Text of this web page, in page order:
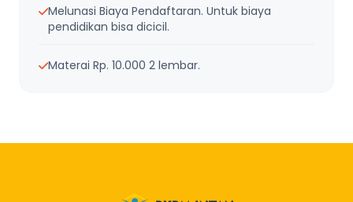
Melunasi Biaya Pendaftaran. Untuk biaya
pendidikan bisa dicicil.
Materai Rp. 10.000 2 lembar.